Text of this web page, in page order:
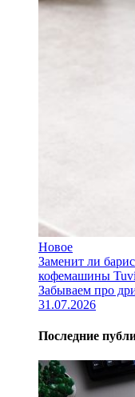
Новое
Заменит ли
кофемашины
Забываем про
31.07.2026
Последние